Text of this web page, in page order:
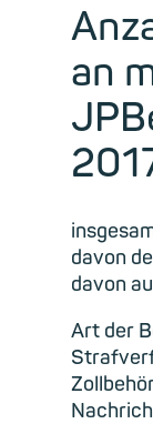
an
davon
davon
Art der